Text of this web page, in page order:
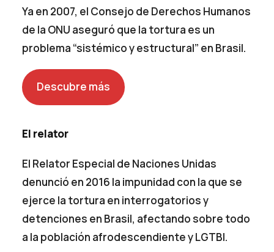
Ya en 2007, el Consejo de Derechos Humanos
de la ONU aseguró que la tortura es un
problema “sistémico y estructural” en Brasil.
Descubre más
El relator
El Relator Especial de Naciones Unidas
denunció en 2016 la impunidad con la que se
ejerce la tortura en interrogatorios y
detenciones en Brasil, afectando sobre todo
a la población afrodescendiente y LGTBI.